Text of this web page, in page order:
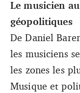
Le musicien
géopolitiques
De Daniel
les musiciens
les zones les
Musique et